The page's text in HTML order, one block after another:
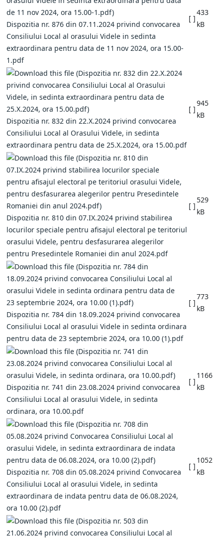
Dispozitia nr. 876 din 07.11.2024 privind convocarea
Consiliului Local al orasului Videle in sedinta
extraordinara pentru data de 11 nov 2024, ora 15.00-
1.pdf
[ ]
433
kB
Dispozitia nr. 832 din 22.X.2024 privind convocarea
Consiliului Local al Orasului Videle, in sedinta
extraordinara pentru data de 25.X.2024, ora 15.00.pdf
[ ]
945
kB
Dispozitia nr. 810 din 07.IX.2024 privind stabilirea
locurilor speciale pentru afisajul electoral pe teritoriul
orasului Videle, pentru desfasurarea alegerilor
pentru Presedintele Romaniei din anul 2024.pdf
[ ]
529
kB
Dispozitia nr. 784 din 18.09.2024 privind convocarea
Consiliului Local al orasului Videle in sedinta ordinara
pentru data de 23 septembrie 2024, ora 10.00 (1).pdf
[ ]
773
kB
Dispozitia nr. 741 din 23.08.2024 privind convocarea
Consiliului Local al orasului Videle, in sedinta
ordinara, ora 10.00.pdf
[ ]
1166
kB
Dispozitia nr. 708 din 05.08.2024 privind Convocarea
Consiliului Local al orasului Videle, in sedinta
extraordinara de indata pentru data de 06.08.2024,
ora 10.00 (2).pdf
[ ]
1052
kB